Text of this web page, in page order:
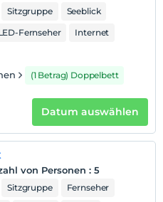
Sitzgruppe
Seeblick
Fernseher
Internet
(1 Betrag) Doppelbett
Datum auswählen
von Personen : 5
Sitzgruppe
Fernseher